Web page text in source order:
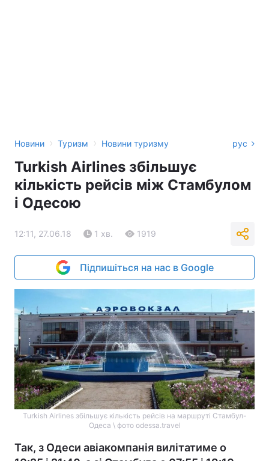
Новини › Туризм › Новини туризму рус
Turkish Airlines збільшує
кількість рейсів між Стамбулом
і Одесою
12:11, 27.06.18 1 хв. 1919
Підпишіться на нас в Google
Turkish Airlines збільшує кількість рейсів на маршруті Стамбул-
Одеса \ фото odessa.travel
Так, з Одеси авіакомпанія вилітатиме о